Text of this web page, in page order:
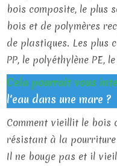
bois composite, le plus
bois et de polymères
de plastiques. Les plus
PP, le polyéthylène PE,
Cela pourrait vous
l'eau dans une mare ?
Comment vieillit le bois
résistant à la
Il ne bouge pas et il